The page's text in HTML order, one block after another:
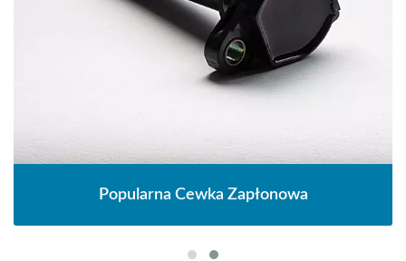
Popularna Cewka Zapłonowa